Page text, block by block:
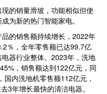
的销量滑坡，功能相似但使
为新的热门智能家电。
的销售额持续增长，2022年
％，全年零售额已达99.7亿
器行业整体。2023年，洗地
，销售额达到122亿元，同
内洗地机零售额112亿元，
3年增长最快的清洁电器。